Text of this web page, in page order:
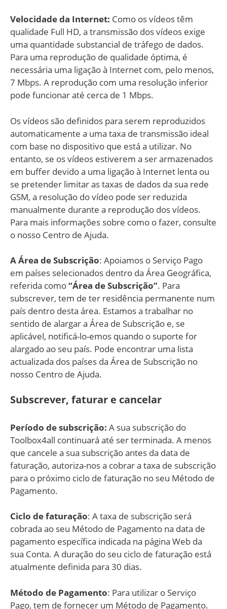
Velocidade da Internet: Como os vídeos têm
qualidade Full HD, a transmissão dos vídeos exige
uma quantidade substancial de tráfego de dados.
Para uma reprodução de qualidade óptima, é
necessária uma ligação à Internet com, pelo menos,
7 Mbps. A reprodução com uma resolução inferior
pode funcionar até cerca de 1 Mbps.
Os vídeos são definidos para serem reproduzidos
automaticamente a uma taxa de transmissão ideal
com base no dispositivo que está a utilizar. No
entanto, se os vídeos estiverem a ser armazenados
em buffer devido a uma ligação à Internet lenta ou
se pretender limitar as taxas de dados da sua rede
GSM, a resolução do vídeo pode ser reduzida
manualmente durante a reprodução dos vídeos.
Para mais informações sobre como o fazer, consulte
o nosso Centro de Ajuda.
A Área de Subscrição: Apoiamos o Serviço Pago
em países selecionados dentro da Área Geográfica,
referida como“Área de Subscrição”. Para
subscrever, tem de ter residência permanente num
país dentro desta área. Estamos a trabalhar no
sentido de alargar a Área de Subscrição e, se
aplicável, notificá-lo-emos quando o suporte for
alargado ao seu país. Pode encontrar uma lista
actualizada dos países da Área de Subscrição no
nosso Centro de Ajuda.
Subscrever, faturar e cancelar
Período de subscrição: A sua subscrição do
Toolbox4all continuará até ser terminada. A menos
que cancele a sua subscrição antes da data de
faturação, autoriza-nos a cobrar a taxa de subscrição
para o próximo ciclo de faturação no seu Método de
Pagamento.
Ciclo de faturação: A taxa de subscrição será
cobrada ao seu Método de Pagamento na data de
pagamento específica indicada na página Web da
sua Conta. A duração do seu ciclo de faturação está
atualmente definida para 30 dias.
Método de Pagamento: Para utilizar o Serviço
Pago, tem de fornecer um Método de Pagamento.